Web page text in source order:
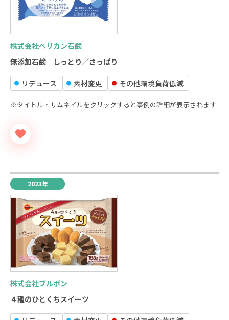
株式会社ペリカン石鹸
無添加石鹸 しっとり／さっぱり
リデュース 素材変更 その他環境負荷低減
※タイトル・サムネイルをクリックすると事例の詳細が表示されます
2023年
株式会社ブルボン
４種のひとくちスイーツ